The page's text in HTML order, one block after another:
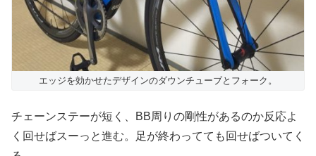
エッジを効かせたデザインのダウンチューブとフォーク。
チェーンステーが短く、BB周りの剛性があるのか反応よ
く回せばスーっと進む。足が終わってても回せばついてく